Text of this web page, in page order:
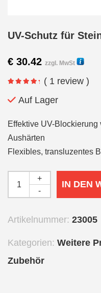
UV-Schutz für
€ 30.42 zzgl. MwSt
( 1 review )
Auf Lager
Effektive UV-
Aushärten
Flexibles, transluzentes
-
+
IN DEN
Artikelnummer: 23005
Kategorien: Weitere
Zubehör